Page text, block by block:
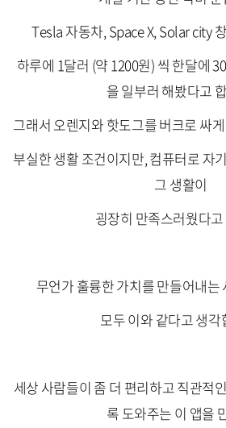
Tesla 자동차, Space X, Solar city
하루에 1달러 (약 1200원) 씩 한달에
을 일부러 해봤다고
그래서 오렌지와 핫도그를 버크로 싸
부실한 생활 조건이지만, 컴퓨터로 자
그 생활이
굉장히 만족스러웠다
무언가 훌륭한 가치를 만들어내는
모두 이와 같다고 생각
세상 사람들이 좀 더 편리하고 직관적
록 도와주는 이 앱을